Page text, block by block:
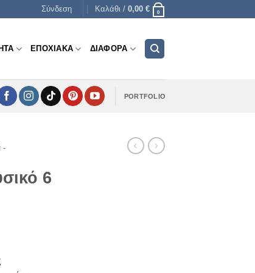
Σύνδεση Καλάθι / 0,00 € 0
ΕΠΟΧΙΑΚΑ ΔΙΑΦΟΡΑ
PORTFOLIO
-
6